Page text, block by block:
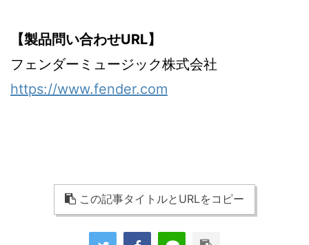
【製品問い合わせURL】
フェンダーミュージック株式会社
https://www.fender.com
この記事タイトルとURLをコピー